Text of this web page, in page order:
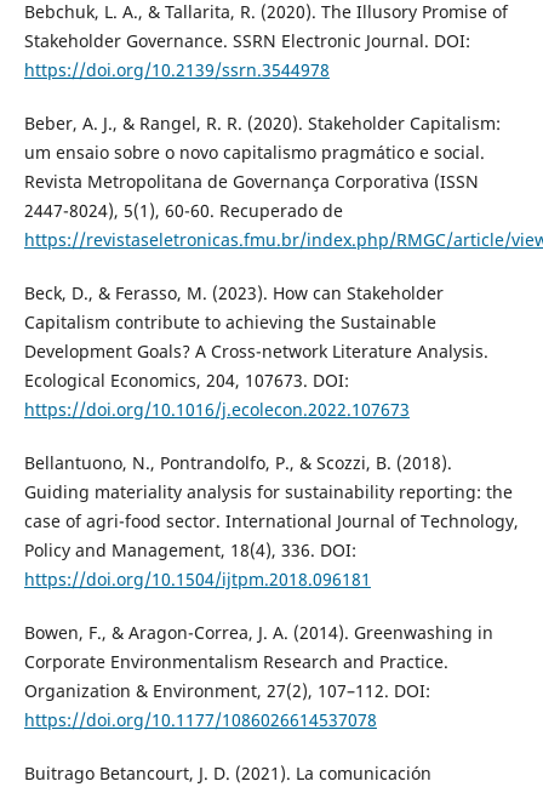
Bebchuk, L. A., & Tallarita, R. (2020). The Illusory Promise of
Stakeholder Governance. SSRN Electronic Journal. DOI:
https://doi.org/10.2139/ssrn.3544978
Beber, A. J., & Rangel, R. R. (2020). Stakeholder Capitalism:
um ensaio sobre o novo capitalismo pragmático e social.
Revista Metropolitana de Governança Corporativa (ISSN
2447-8024), 5(1), 60-60. Recuperado de
https://revistaseletronicas.fmu.br/index.php/RMGC/article/
Beck, D., & Ferasso, M. (2023). How can Stakeholder
Capitalism contribute to achieving the Sustainable
Development Goals? A Cross-network Literature Analysis.
Ecological Economics, 204, 107673. DOI:
https://doi.org/10.1016/j.ecolecon.2022.107673
Bellantuono, N., Pontrandolfo, P., & Scozzi, B. (2018).
Guiding materiality analysis for sustainability reporting: the
case of agri-food sector. International Journal of Technology,
Policy and Management, 18(4), 336. DOI:
https://doi.org/10.1504/ijtpm.2018.096181
Bowen, F., & Aragon-Correa, J. A. (2014). Greenwashing in
Corporate Environmentalism Research and Practice.
Organization & Environment, 27(2), 107–112. DOI:
https://doi.org/10.1177/1086026614537078
Buitrago Betancourt, J. D. (2021). La comunicación